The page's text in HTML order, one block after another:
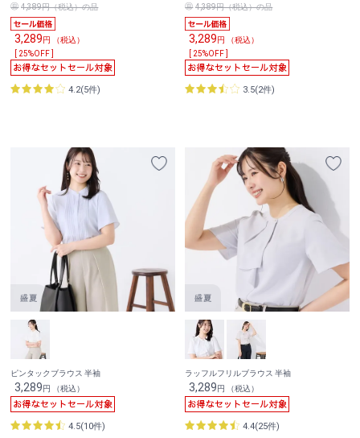
4,389円（税込）の品
3,289円 （税込）
[ 25%OFF ]
4.2(5件)
4,389円（税込）の品
3,289円 （税込）
[ 25%OFF ]
3.5(2件)
ピンタックブラウス 半袖
3,289円 （税込）
4.5(10件)
ラッフルフリルブラウス 半袖
3,289円 （税込）
4.4(25件)